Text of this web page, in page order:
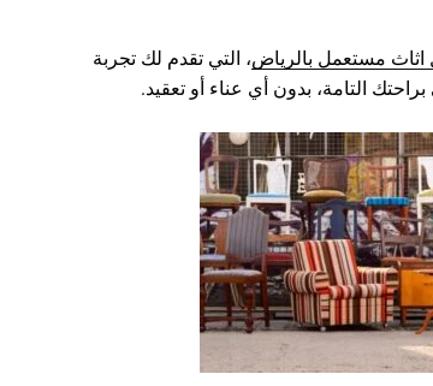
اثاث مستعمل بالرياض، التي تقدم لك تجربة
التامة، بدون أي عناء أو تعقيد.